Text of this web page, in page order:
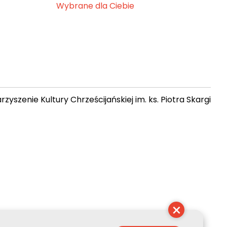
Wybrane dla Ciebie
Kultury Chrześcijańskiej im. ks. Piotra Skargi
×